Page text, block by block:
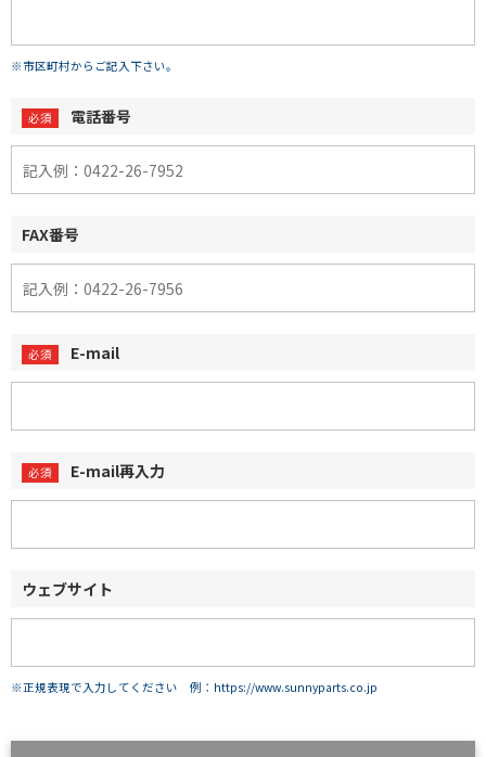
※市区町村からご記入下さい。
電話番号
FAX番号
E-mail
E-mail再入力
ウェブサイト
※正規表現で入力してください 例：https://www.sunnyparts.co.jp